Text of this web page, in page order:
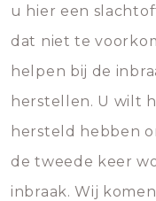
u hier een
dat niet te
helpen bij de
herstellen. U wilt
hersteld hebben
de tweede keer
inbraak. Wij